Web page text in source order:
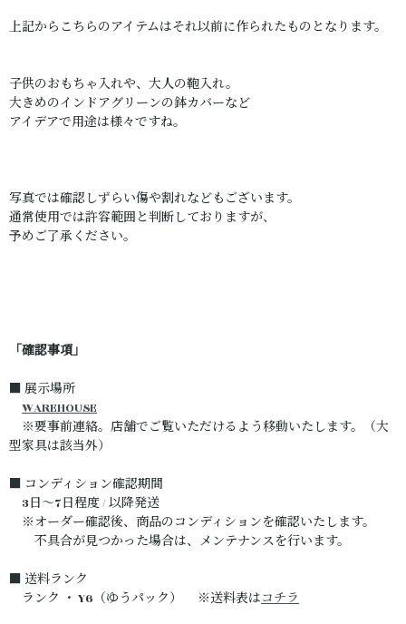
上記からこちらのアイテムはそれ以前に作られたものとなります。
子供のおもちゃ入れや、大人の鞄入れ。
大きめのインドアグリーンの鉢カバーなど
アイデアで用途は様々ですね。
写真では確認しずらい傷や割れなどもございます。
通常使用では許容範囲と判断しておりますが、
予めご了承ください。
「確認事項」
■ 展示場所
WAREHOUSE
※要事前連絡。店舗でご覧いただけるよう移動いたします。（大
型家具は該当外）
■ コンディション確認期間
3日～7日程度 / 以降発送
※オーダー確認後、商品のコンディションを確認いたします。
不具合が見つかった場合は、メンテナンスを行います。
■ 送料ランク
ランク ・ Y6（ゆうパック） ※送料表はコチラ